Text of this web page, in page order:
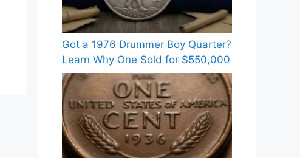
Got a 1976 Drummer Boy Quarter?
Learn Why One Sold for $550,000